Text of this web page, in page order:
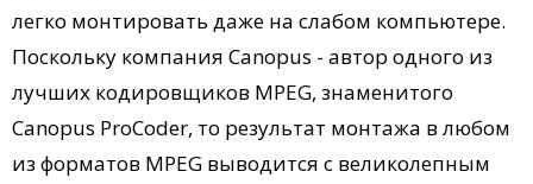
легко монтировать даже на слабом компьютере.
Поскольку компания Canopus - автор одного из
лучших кодировщиков MPEG, знаменитого
Canopus ProCoder, то результат монтажа в любом
из форматов MPEG выводится с великолепным